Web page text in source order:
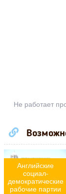
Не работает
Английские
социал-
демократические
рабочие партии